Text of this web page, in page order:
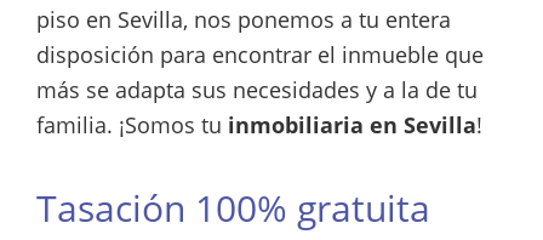
piso en Sevilla, nos ponemos a tu entera
disposición para encontrar el inmueble que
más se adapta sus necesidades y a la de tu
familia. ¡Somos tu inmobiliaria en Sevilla!
Tasación 100% gratuita